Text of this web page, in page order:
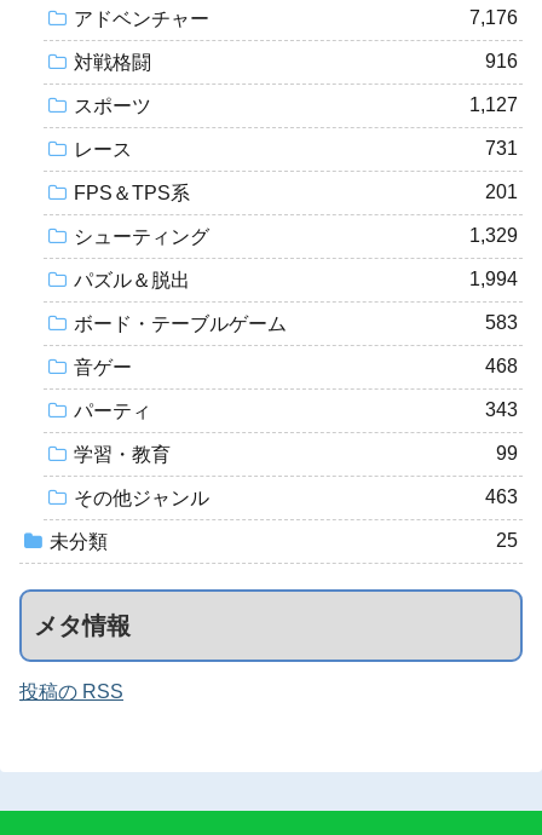
アドベンチャー 7,176
対戦格闘 916
スポーツ 1,127
レース 731
FPS＆TPS系 201
シューティング 1,329
パズル＆脱出 1,994
ボード・テーブルゲーム 583
音ゲー 468
パーティ 343
学習・教育 99
その他ジャンル 463
未分類 25
メタ情報
投稿の RSS